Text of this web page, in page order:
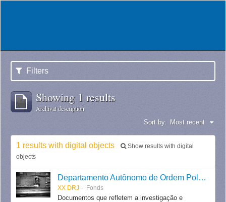
Filters
Showing 1 results
Archival description
Sort by: Most recent
1 results with digital objects
Show results with digital
objects
Departamento Autônomo de Ordem Política e Social do Estado do Rio de Janeiro
XX DRJ Fonds
Documentos que refletem a investigação e